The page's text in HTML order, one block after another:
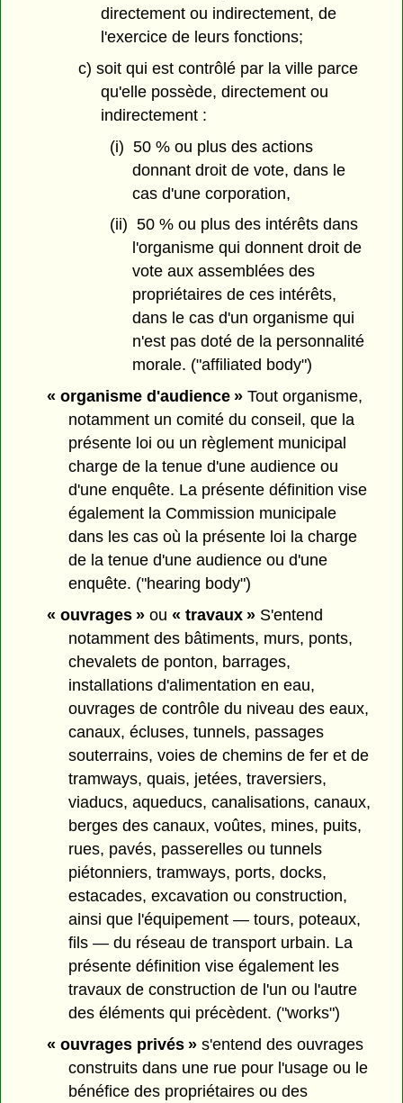
directement ou indirectement, de
l'exercice de leurs fonctions;
c) soit qui est contrôlé par la ville parce
qu'elle possède, directement ou
indirectement :
(i) 50 % ou plus des actions
donnant droit de vote, dans le
cas d'une corporation,
(ii) 50 % ou plus des intérêts dans
l'organisme qui donnent droit de
vote aux assemblées des
propriétaires de ces intérêts,
dans le cas d'un organisme qui
n'est pas doté de la personnalité
morale. ("affiliated body")
« organisme d'audience »Tout organisme,
notamment un comité du conseil, que la
présente loi ou un règlement municipal
charge de la tenue d'une audience ou
d'une enquête. La présente définition vise
également la Commission municipale
dans les cas où la présente loi la charge
de la tenue d'une audience ou d'une
enquête. ("hearing body")
« ouvrages »ou « travaux »S'entend
notamment des bâtiments, murs, ponts,
chevalets de ponton, barrages,
installations d'alimentation en eau,
ouvrages de contrôle du niveau des eaux,
canaux, écluses, tunnels, passages
souterrains, voies de chemins de fer et de
tramways, quais, jetées, traversiers,
viaducs, aqueducs, canalisations, canaux,
berges des canaux, voûtes, mines, puits,
rues, pavés, passerelles ou tunnels
piétonniers, tramways, ports, docks,
estacades, excavation ou construction,
ainsi que l'équipement — tours, poteaux,
fils — du réseau de transport urbain. La
présente définition vise également les
travaux de construction de l'un ou l'autre
des éléments qui précèdent. ("works")
« ouvrages privés »s'entend des ouvrages
construits dans une rue pour l'usage ou le
bénéfice des propriétaires ou des